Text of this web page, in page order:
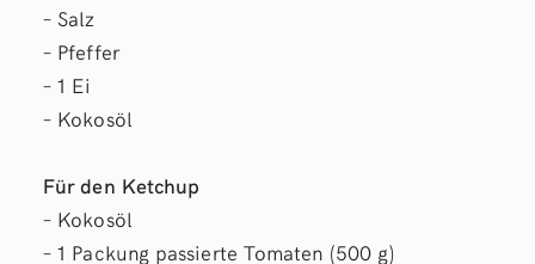
– Salz
– Pfeffer
– 1 Ei
– Kokosöl
Für den Ketchup
– Kokosöl
– 1 Packung passierte Tomaten (500 g)